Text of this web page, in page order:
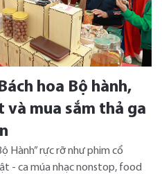
hoa Bộ hành,
và mua sắm thả ga
Hành” rực rỡ như phim cổ
- ca múa nhạc nonstop, food